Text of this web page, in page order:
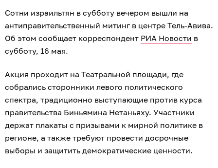
Сотни израильтян в субботу вечером вышли на
антиправительственный митинг в центре Тель‑Авива.
Об этом сообщает корреспондент РИА Новости в
субботу, 16 мая.
Акция проходит на Театральной площади, где
собрались сторонники левого политического
спектра, традиционно выступающие против курса
правительства Биньямина Нетаньяху. Участники
держат плакаты с призывами к мирной политике в
регионе, а также требуют провести досрочные
выборы и защитить демократические ценности.